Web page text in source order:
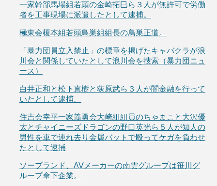
一家幹部馬場組若頭の金崎拓巳ら３人が無許可で労働
者を工事現場に派遣したとして逮捕。
極東会榎本組若頭鳥巣組組長の鳥巣正道。
「暴力団員立入禁止」の標章を掲げたキャバクラが浪
川会と関係していたとして浪川会を捜索（暴力団ニュ
ース）
白井正和と松下直樹と荻原武ら３人が闇金融を行って
いたとして逮捕。
住吉会幸平一家義勇会大崎組組員のちゃまこと大沢優
太とチャイニーズドラゴンの野口英光ら５人が知人の
男性を車で連れ去り金属バットで殴ってケガを負わせ
たとして逮捕
ソープランド、AVメーカーの南雲グループは笹川グ
ループ傘下企業。